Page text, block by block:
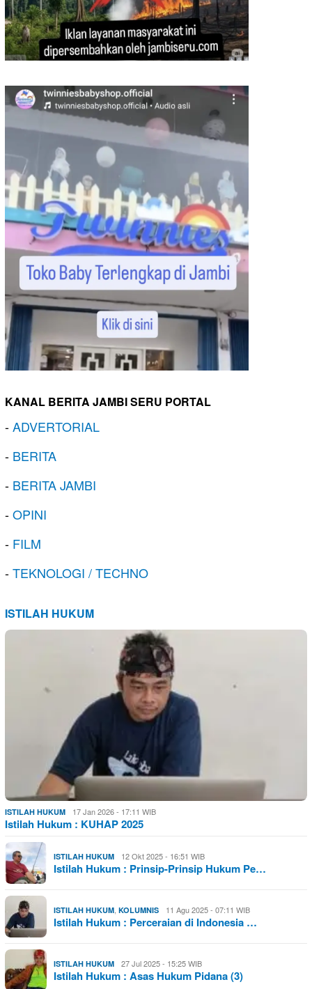
KANAL BERITA JAMBI SERU PORTAL
-ADVERTORIAL
- BERITA
- BERITA JAMBI
-OPINI
- FILM
-TEKNOLOGI / TECHNO
ISTILAH HUKUM
ISTILAH HUKUM 17 Jan 2026 - 17:11 WIB
Istilah Hukum : KUHAP 2025
ISTILAH HUKUM 12 Okt 2025 - 16:51 WIB
Istilah Hukum : Prinsip-Prinsip Hukum Pe…
ISTILAH HUKUM, KOLUMNIS 11 Agu 2025 - 07:11 WIB
Istilah Hukum : Perceraian di Indonesia …
ISTILAH HUKUM 27 Jul 2025 - 15:25 WIB
Istilah Hukum : Asas Hukum Pidana (3)